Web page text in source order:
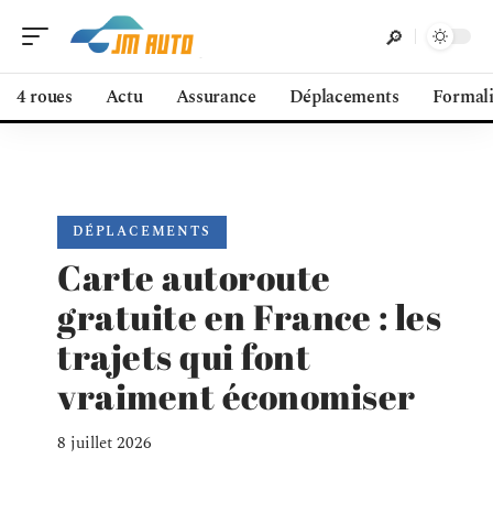
4 roues Actu Assurance Déplacements
DÉPLACEMENTS
Carte autoroute
gratuite en France : les
trajets qui font
vraiment économiser
8 juillet 2026